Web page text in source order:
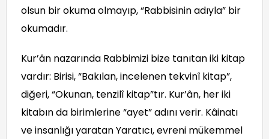
olsun bir okuma olmayıp, “Rabbisinin adıyla” bir
okumadır.
Kur’ân nazarında Rabbimizi bize tanıtan iki kitap
vardır: Birisi, “Bakılan, incelenen tekvinî kitap”,
diğeri, “Okunan, tenzilî kitap”tır. Kur’ân, her iki
kitabın da birimlerine “ayet” adını verir. Kâinatı
ve insanlığı yaratan Yaratıcı, evreni mükemmel